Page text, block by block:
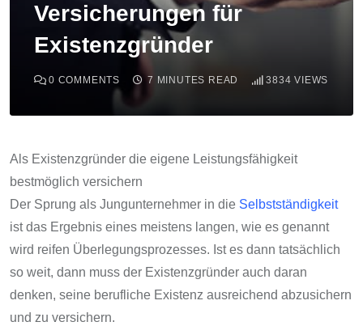
Versicherungen für
Existenzgründer
0 COMMENTS 7 MINUTES READ 3834 VIEWS
Als Existenzgründer die eigene Leistungsfähigkeit
bestmöglich versichern
Der Sprung als Jungunternehmer in die Selbstständigkeit
ist das Ergebnis eines meistens langen, wie es genannt
wird reifen Überlegungsprozesses. Ist es dann tatsächlich
so weit, dann muss der Existenzgründer auch daran
denken, seine berufliche Existenz ausreichend abzusichern
und zu versichern.